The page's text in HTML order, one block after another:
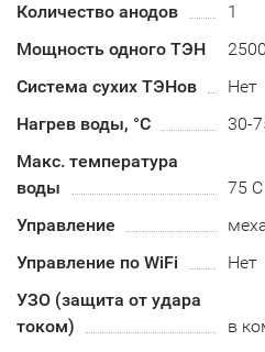
Количество анодов
1
Мощность одного ТЭН
Система сухих ТЭНов
Нет
Нагрев воды, °С
30-
Макс. температура
воды
75 С
Управление
Управление по WiFi
Нет
УЗО (защита от удара
током)
в